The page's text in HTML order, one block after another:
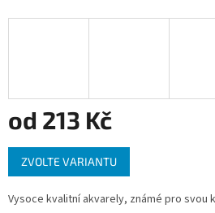
od 213 Kč
Měrná
cena:
ZVOLTE VARIANTU
Vysoce kvalitní akvarely, známé pro svou